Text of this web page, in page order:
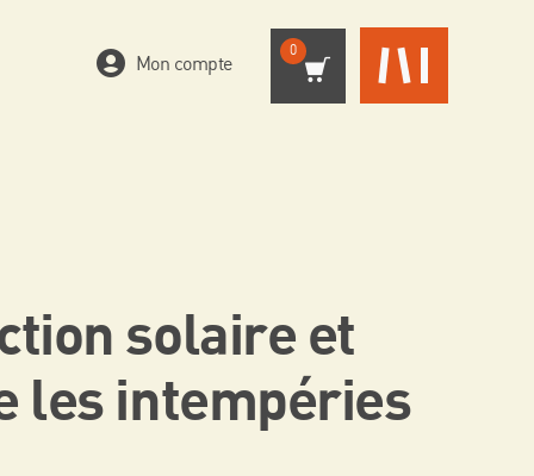
solaire et
les intempéries
Mon compte
0